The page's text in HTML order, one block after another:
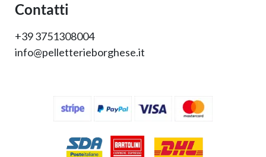
Contatti
+39 3751308004
info@pelletterieborghese.it